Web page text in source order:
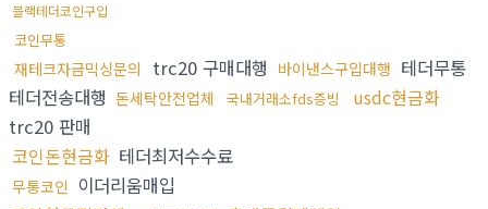
블랙테더코인구입
코인무통
재테크자금믹싱문의 trc20 구매대행 바이낸스구입대행 테더무통
테더전송대행 돈세탁안전업체 국내거래소fds증빙
usdc현금화
trc20 판매
코인돈현금화 테더최저수수료
무통코인 이더리움매입